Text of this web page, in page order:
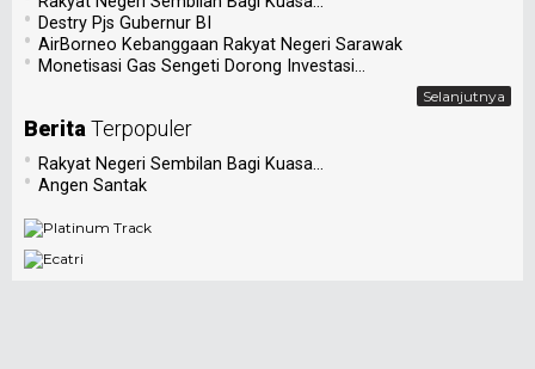
• Destry Pjs Gubernur BI
• AirBorneo Kebanggaan Rakyat Negeri Sarawak
• Monetisasi Gas Sengeti Dorong Investasi...
Selanjutnya
Berita Terpopuler
• Rakyat Negeri Sembilan Bagi Kuasa...
• Angen Santak